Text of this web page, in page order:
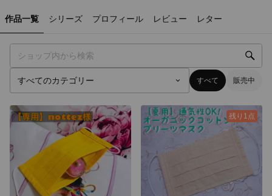
作品一覧 シリーズ プロフィール レビュー レター
すべて 販売中
残り1点